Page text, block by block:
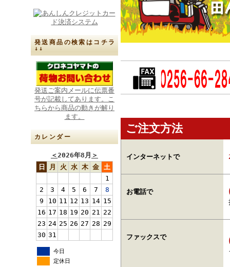
発送商品の検索はコチラ
↓↓
発送ご案内メールに伝票番
号が記載してあります。こ
ちらから商品の動きが解り
ます。
カレンダー
＜ 2026年8月 ＞
日
月 火 水 木 金
土
1
2
3 4 5 6 7
8
9
10 11 12 13 14 15
16 17 18 19 20 21
22
23 24 25 26 27 28 29
30 31
今日
定休日
ご注文方法
インターネットで
お電話で
ファックスで